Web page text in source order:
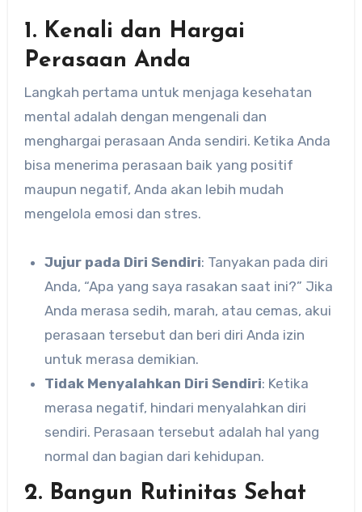
1. Kenali dan Hargai
Perasaan Anda
Langkah pertama untuk menjaga kesehatan
mental adalah dengan mengenali dan
menghargai perasaan Anda sendiri. Ketika Anda
bisa menerima perasaan baik yang positif
maupun negatif, Anda akan lebih mudah
mengelola emosi dan stres.
Jujur pada Diri Sendiri: Tanyakan pada diri
Anda, “Apa yang saya rasakan saat ini?” Jika
Anda merasa sedih, marah, atau cemas, akui
perasaan tersebut dan beri diri Anda izin
untuk merasa demikian.
Tidak Menyalahkan Diri Sendiri: Ketika
merasa negatif, hindari menyalahkan diri
sendiri. Perasaan tersebut adalah hal yang
normal dan bagian dari kehidupan.
2. Bangun Rutinitas Sehat